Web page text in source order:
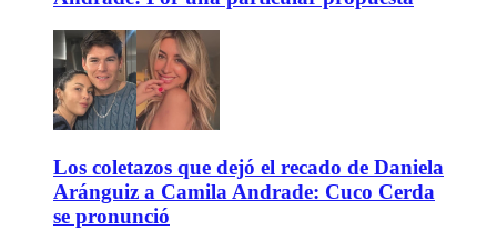
Los coletazos que dejó el recado de Daniela
Aránguiz a Camila Andrade: Cuco Cerda
se pronunció